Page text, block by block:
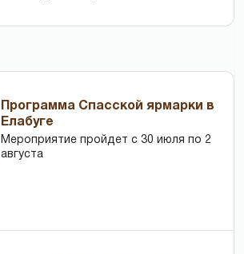
Программа Спасской ярмарки в
Елабуге
Мероприятие пройдет с 30 июля по 2
августа